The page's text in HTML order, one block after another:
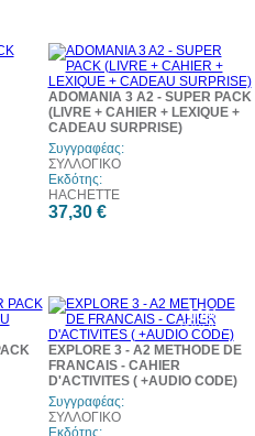
ADOMANIA 3 A2 - SUPER PACK
(LIVRE + CAHIER + LEXIQUE +
CADEAU SURPRISE)
Συγγραφέας:
ΣΥΛΛΟΓΙΚΟ
Εκδότης:
HACHETTE
37,30 €
10%
έκπτωση
EXPLORE 3 - A2 METHODE DE
FRANCAIS - CAHIER
D'ACTIVITES ( +AUDIO CODE)
Συγγραφέας:
ΣΥΛΛΟΓΙΚΟ
Εκδότης: